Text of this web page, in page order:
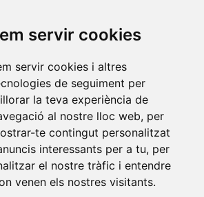
servir cookies
servir cookies i altres
de seguiment per
la teva experiència de
al nostre lloc web, per
te contingut personalitzat
interessants per a tu, per
el nostre tràfic i entendre
venen els nostres visitants.
119-129, 08035 Barcelona
cat.org